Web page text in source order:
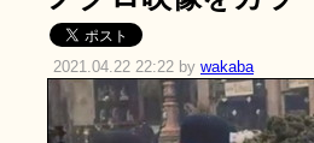
2021.04.22 22:22 by wakaba